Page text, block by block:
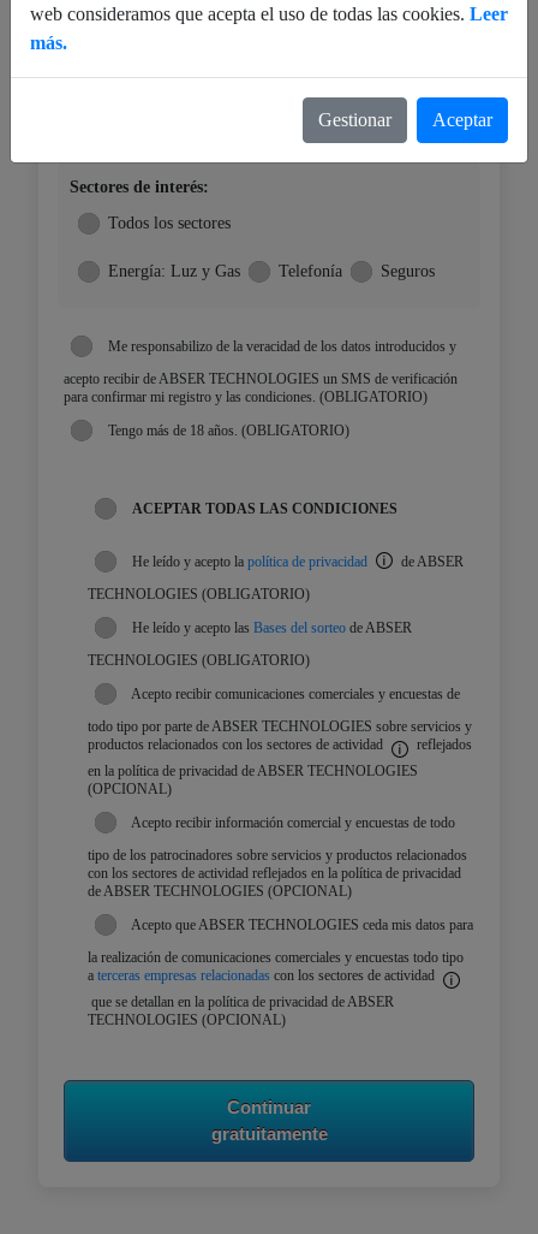
Sectores de interés:
Todos los sectores
Energía: Luz y Gas Telefonía Seguros
Me responsabilizo de la veracidad de los datos introducidos y
acepto recibir de ABSER TECHNOLOGIES un SMS de verificación
para confirmar mi registro y las condiciones. (OBLIGATORIO)
Tengo más de 18 años. (OBLIGATORIO)
ACEPTAR TODAS LAS CONDICIONES
He leído y acepto la política de privacidad
de ABSER
TECHNOLOGIES (OBLIGATORIO)
He leído y acepto las Bases del sorteo de ABSER
TECHNOLOGIES (OBLIGATORIO)
Acepto recibir comunicaciones comerciales y encuestas de
todo tipo por parte de ABSER TECHNOLOGIES sobre servicios y
productos relacionados con los sectores de actividad
reflejados
en la política de privacidad de ABSER TECHNOLOGIES
(OPCIONAL)
Acepto recibir información comercial y encuestas de todo
tipo de los patrocinadores sobre servicios y productos relacionados
con los sectores de actividad reflejados en la política de privacidad
de ABSER TECHNOLOGIES (OPCIONAL)
Acepto que ABSER TECHNOLOGIES ceda mis datos para
la realización de comunicaciones comerciales y encuestas todo tipo
a terceras empresas relacionadas con los sectores de actividad
que se detallan en la política de privacidad de ABSER
TECHNOLOGIES (OPCIONAL)
Continuar
gratuitamente
web consideramos que acepta el uso de todas las cookies. Leer
más.
Gestionar Aceptar